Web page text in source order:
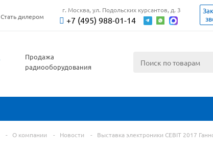
Стать дилером
г. Москва, ул. Подольских курсантов, д. 3
+7 (495) 988-01-14
Продажа
радиооборудования
- О компании - Новости - Выставка электроники CEBIT 2017